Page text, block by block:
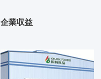
企業収益